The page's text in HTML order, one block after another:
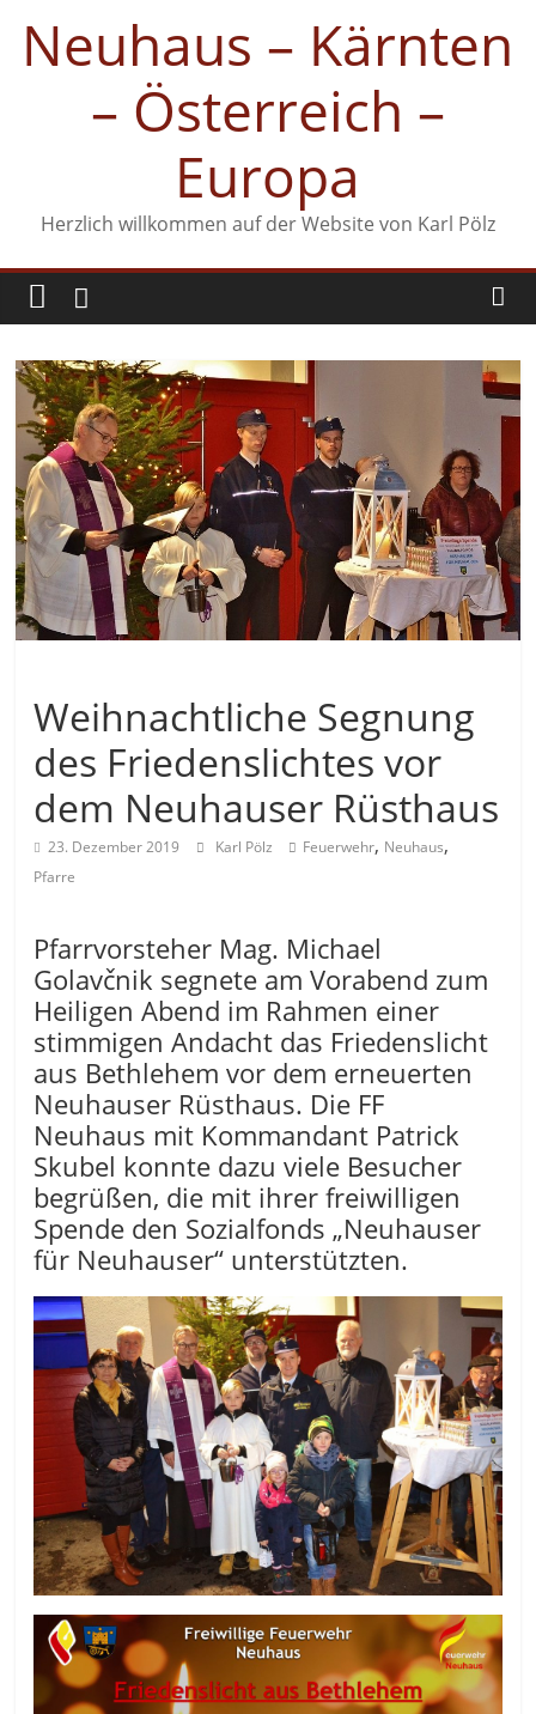
Inhalt
springen
Neuhaus – Kärnten
– Österreich –
Europa
Herzlich willkommen auf der Website von Karl Pölz
Weihnachtliche Segnung
des Friedenslichtes vor
dem Neuhauser Rüsthaus
23. Dezember 2019 Karl Pölz Feuerwehr, Neuhaus,
Pfarre
Pfarrvorsteher Mag. Michael
Golavčnik segnete am Vorabend zum
Heiligen Abend im Rahmen einer
stimmigen Andacht das Friedenslicht
aus Bethlehem vor dem erneuerten
Neuhauser Rüsthaus. Die FF
Neuhaus mit Kommandant Patrick
Skubel konnte dazu viele Besucher
begrüßen, die mit ihrer freiwilligen
Spende den Sozialfonds „Neuhauser
für Neuhauser“ unterstützten.